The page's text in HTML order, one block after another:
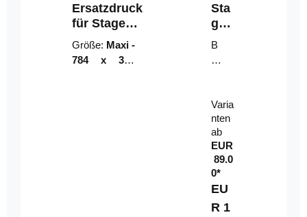
Ersatzdruck
für Stage
Riser
Größe: Maxi -
784 x 314
Sta
geri
ser-
LE
D-
el
B
un
mi
t
Fe
rn
be
di
en
u
Varia
nten
ab
EUR
89.0
0*
EU
R 1